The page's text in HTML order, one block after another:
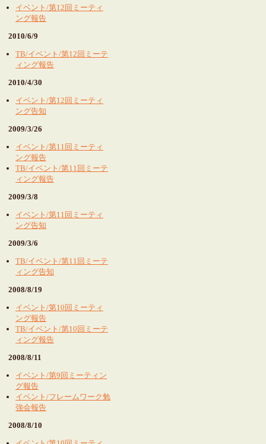
イベント/第12回ミーティ
ング報告
2010/6/9
TB/イベント/第12回ミーテ
ィング報告
2010/4/30
イベント/第12回ミーティ
ング告知
2009/3/26
イベント/第11回ミーティ
ング報告
TB/イベント/第11回ミーテ
ィング報告
2009/3/8
イベント/第11回ミーティ
ング告知
2009/3/6
TB/イベント/第11回ミーテ
ィング告知
2008/8/19
イベント/第10回ミーティ
ング報告
TB/イベント/第10回ミーテ
ィング報告
2008/8/11
イベント/第9回ミーティン
グ報告
イベント/フレームワーク勉
強会報告
2008/8/10